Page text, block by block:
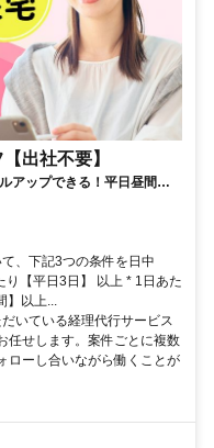
出社不要】
アップできる！平日昼間３h
、下記3つの条件を日中
り【平日3日】 以上 * 1日あた
以上...
いている経理代行サービス
任せします。案件ごとに複数
ローし合いながら働くことが